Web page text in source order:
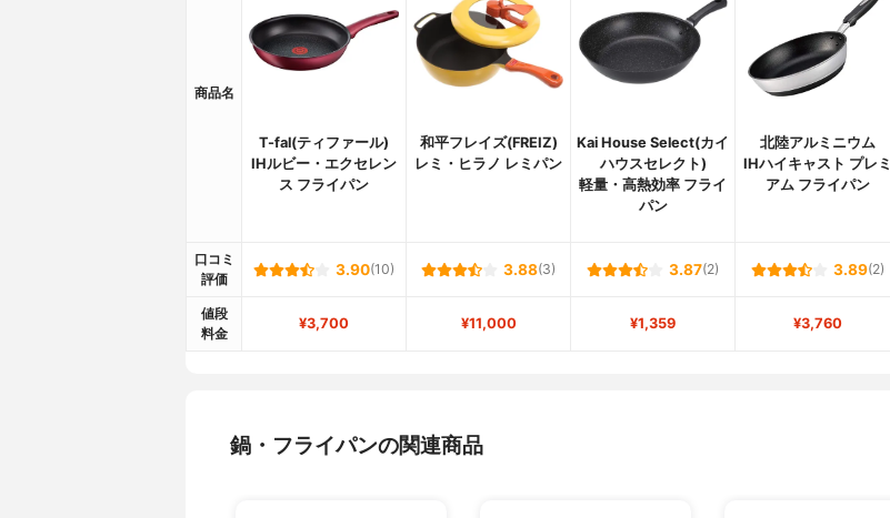
商品名
T-fal(ティファール)
IHルビー・エクセレン
ス フライパン
和平フレイズ(FREIZ)
レミ・ヒラノ レミパン
Kai House Select(カイ
ハウスセレクト)
軽量・高熱効率 フライ
パン
北陸アルミニウム
IHハイキャスト プレミ
アム フライパン
口コミ
評価
3.90(10) 3.88(3) 3.87(2) 3.89(2)
値段
料金
¥3,700 ¥11,000 ¥1,359 ¥3,760
鍋・フライパンの関連商品